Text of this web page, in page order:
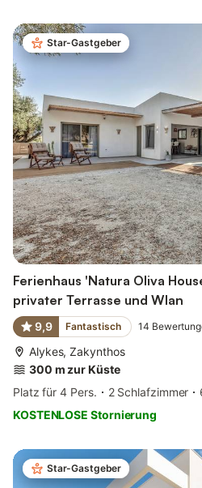
Star-Gastgeber
Ferienhaus 'Natura Oliva
privater Terrasse und Wlan
9,9 Fantastisch 14
Alykes, Zakynthos
300 m zur Küste
Platz für 4 Pers.
2 Schlafzimmer
KOSTENLOSE Stornierung
Star-Gastgeber